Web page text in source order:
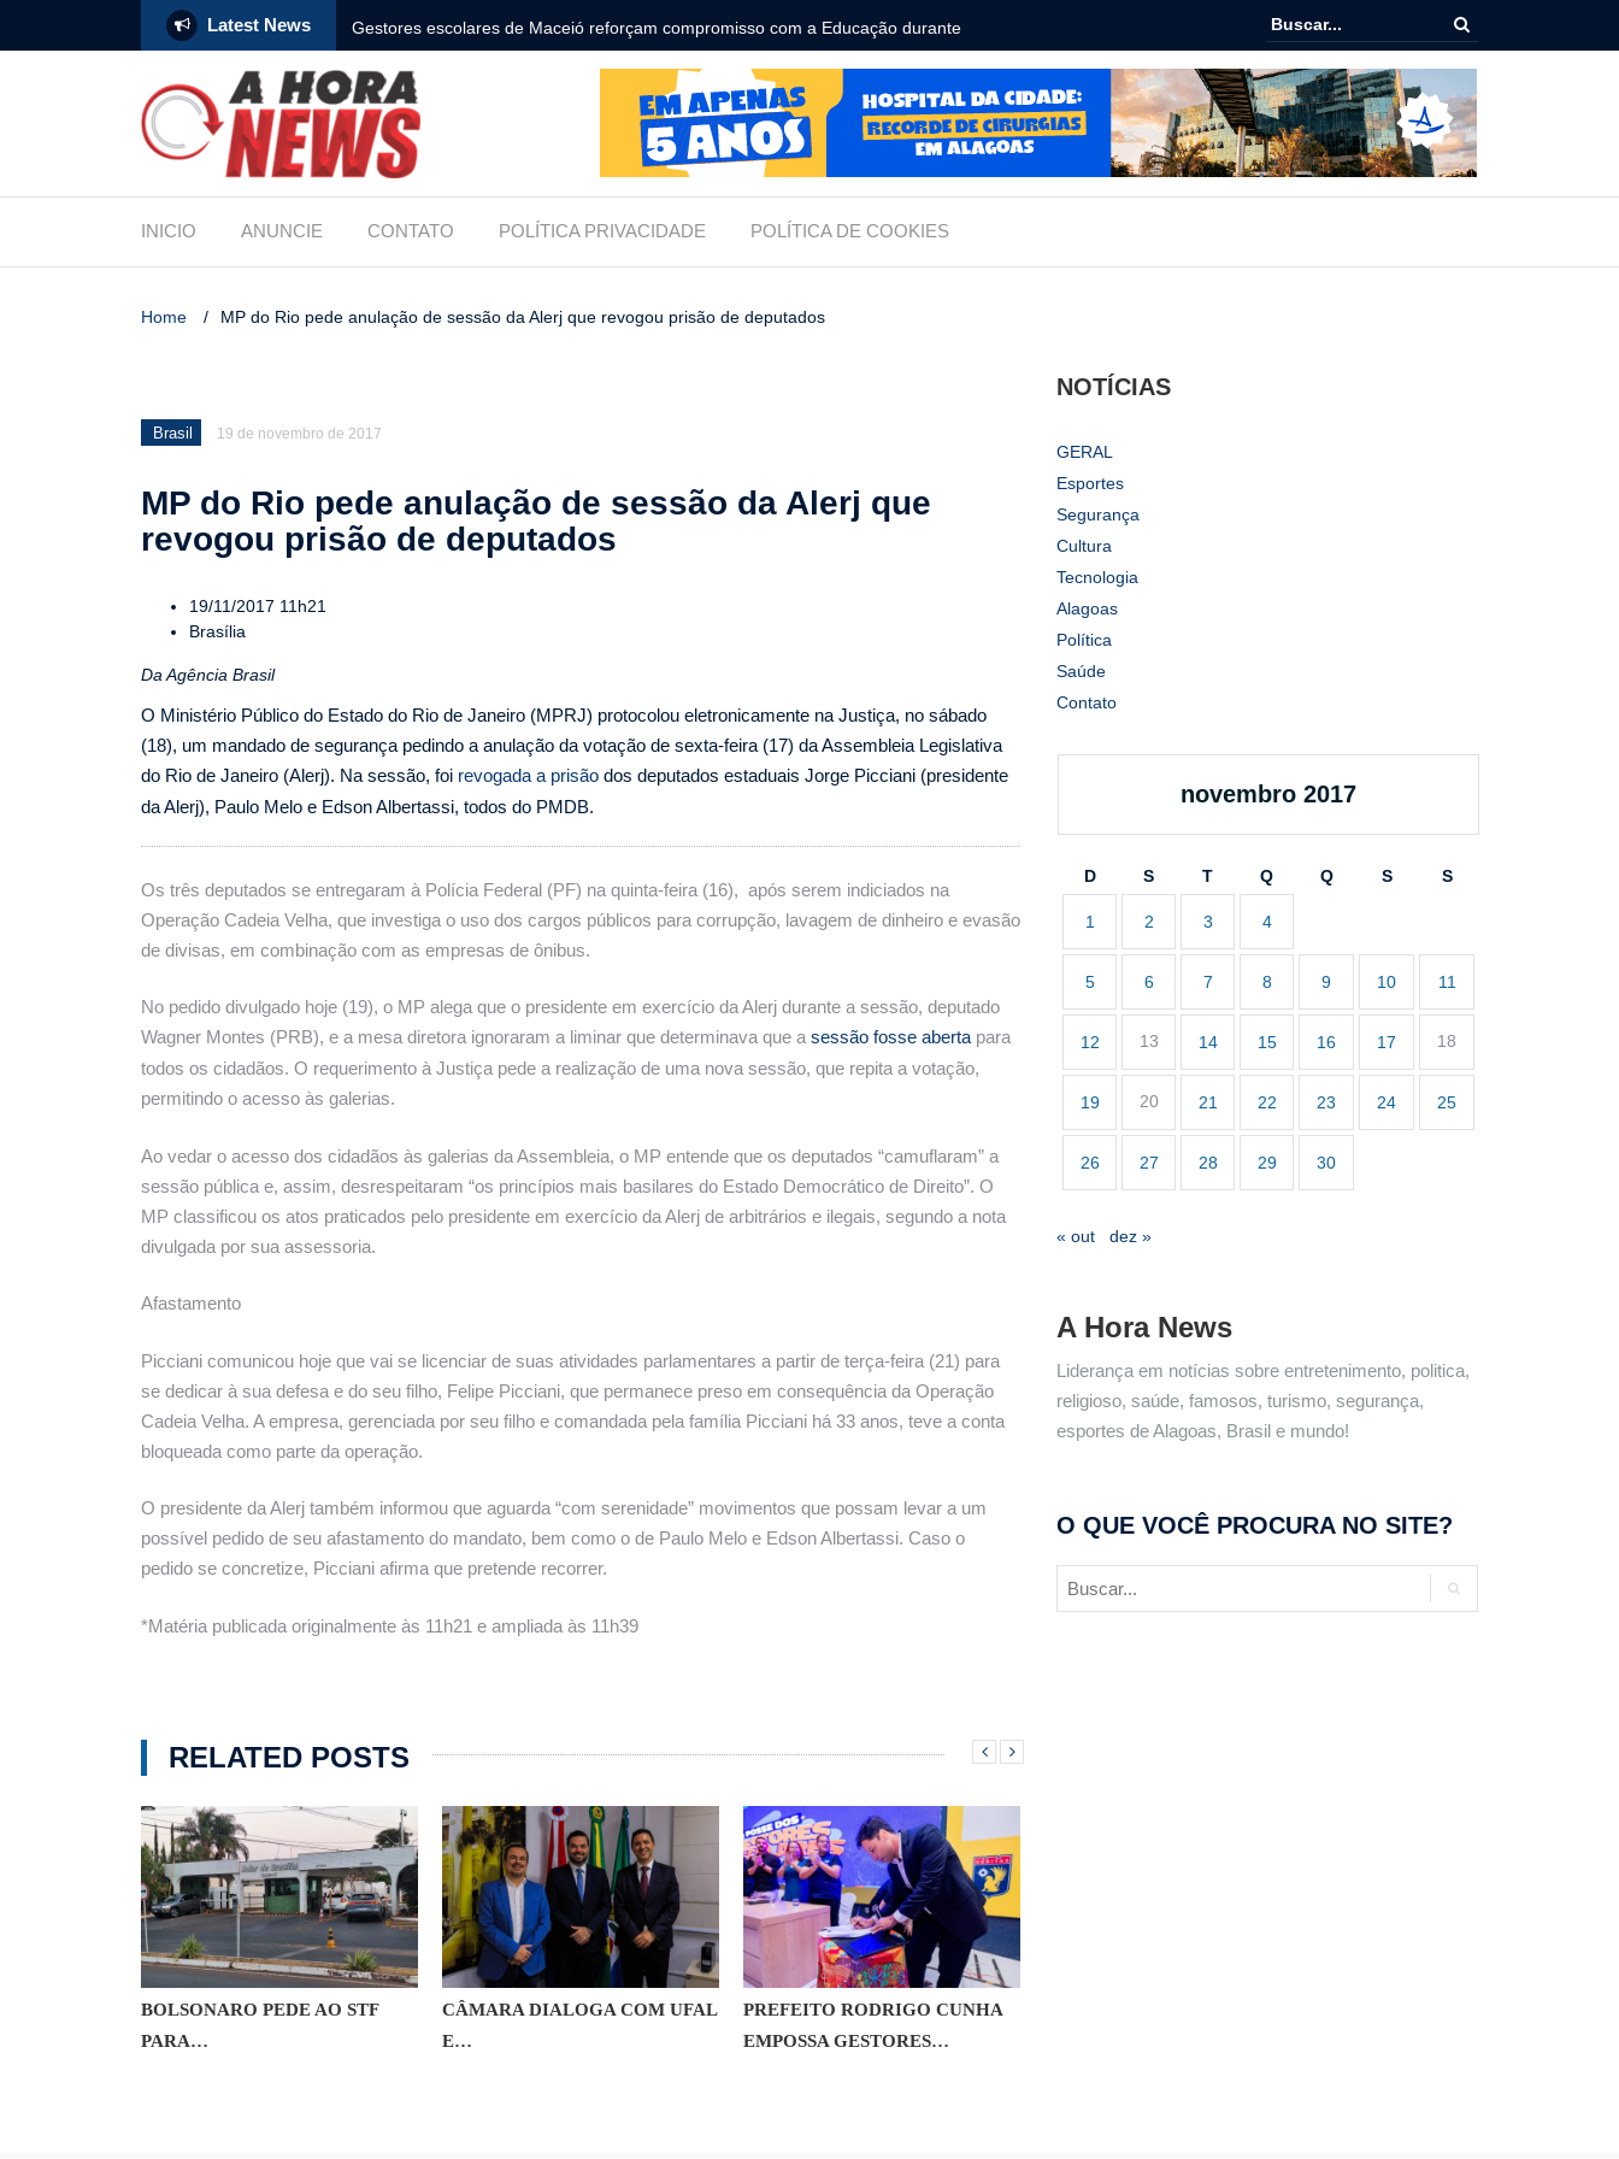
Latest News
com a Educação durante Bolsonaro pede ao STF para receber os filhos no Dia dos Pais
Câmara dialoga com UFAL e Faculdade de Coimbra sobre parcerias para
INICIO ANUNCIE CONTATO POLÍTICA PRIVACIDADE POLÍTICA DE COOKIES
Home / MP do Rio pede anulação de sessão da Alerj que revogou prisão de deputados
Brasil 19 de novembro de 2017
MP do Rio pede anulação de sessão da Alerj que
revogou prisão de deputados
19/11/2017 11h21
Brasília
Da Agência Brasil
O Ministério Público do Estado do Rio de Janeiro (MPRJ) protocolou eletronicamente na Justiça, no sábado
(18), um mandado de segurança pedindo a anulação da votação de sexta-feira (17) da Assembleia Legislativa
do Rio de Janeiro (Alerj). Na sessão, foi revogada a prisão dos deputados estaduais Jorge Picciani (presidente
da Alerj), Paulo Melo e Edson Albertassi, todos do PMDB.
Os três deputados se entregaram à Polícia Federal (PF) na quinta-feira (16), após serem indiciados na
Operação Cadeia Velha, que investiga o uso dos cargos públicos para corrupção, lavagem de dinheiro e evasão
de divisas, em combinação com as empresas de ônibus.
No pedido divulgado hoje (19), o MP alega que o presidente em exercício da Alerj durante a sessão, deputado
Wagner Montes (PRB), e a mesa diretora ignoraram a liminar que determinava que a sessão fosse aberta para
todos os cidadãos. O requerimento à Justiça pede a realização de uma nova sessão, que repita a votação,
permitindo o acesso às galerias.
Ao vedar o acesso dos cidadãos às galerias da Assembleia, o MP entende que os deputados “camuflaram” a
sessão pública e, assim, desrespeitaram “os princípios mais basilares do Estado Democrático de Direito”. O
MP classificou os atos praticados pelo presidente em exercício da Alerj de arbitrários e ilegais, segundo a nota
divulgada por sua assessoria.
Afastamento
Picciani comunicou hoje que vai se licenciar de suas atividades parlamentares a partir de terça-feira (21) para
se dedicar à sua defesa e do seu filho, Felipe Picciani, que permanece preso em consequência da Operação
Cadeia Velha. A empresa, gerenciada por seu filho e comandada pela família Picciani há 33 anos, teve a conta
bloqueada como parte da operação.
O presidente da Alerj também informou que aguarda “com serenidade” movimentos que possam levar a um
possível pedido de seu afastamento do mandato, bem como o de Paulo Melo e Edson Albertassi. Caso o
pedido se concretize, Picciani afirma que pretende recorrer.
*Matéria publicada originalmente às 11h21 e ampliada às 11h39
RELATED POSTS
BOLSONARO PEDE AO STF
PARA…
CÂMARA DIALOGA COM UFAL
E…
PREFEITO RODRIGO CUNHA
EMPOSSA GESTORES…
NOTÍCIAS
GERAL
Esportes
Segurança
Cultura
Tecnologia
Alagoas
Política
Saúde
Contato
novembro 2017
D S T Q Q S S
1 2 3 4
5 6 7 8 9 10 11
12 13 14 15 16 17 18
19 20 21 22 23 24 25
26 27 28 29 30
« out dez »
A Hora News
Liderança em notícias sobre entretenimento, politica,
religioso, saúde, famosos, turismo, segurança,
esportes de Alagoas, Brasil e mundo!
O QUE VOCÊ PROCURA NO SITE?